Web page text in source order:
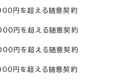
円を超える随意契約
円を超える随意契約
円を超える随意契約
円を超える随意契約